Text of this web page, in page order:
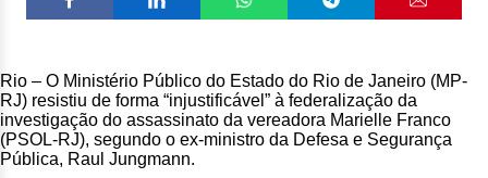
Rio – O Ministério Público do Estado do Rio de Janeiro (MP-
RJ) resistiu de forma “injustificável” à federalização da
investigação do assassinato da vereadora Marielle Franco
(PSOL-RJ), segundo o ex-ministro da Defesa e Segurança
Pública, Raul Jungmann.